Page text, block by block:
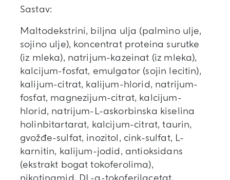
Sastav:
Maltodekstrini, biljna ulja (palmino ulje,
sojino ulje), koncentrat proteina surutke
(iz mleka), natrijum-kazeinat (iz mleka),
kalcijum-fosfat, emulgator (sojin lecitin),
kalijum-citrat, kalijum-hlorid, natrijum-
fosfat, magnezijum-citrat, kalcijum-
hlorid, natrijum-L-askorbinska kiselina
holinbitartarat, kalcijum-citrat, taurin,
gvožđe-sulfat, inozitol, cink-sulfat, L-
karnitin, kalijum-jodid, antioksidans
(ekstrakt bogat tokoferolima),